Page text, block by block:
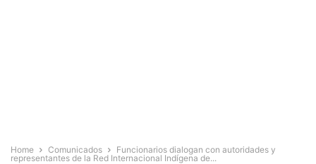
Home Comunicados
Funcionarios dialogan con autoridades y
representantes de la Red Internacional Indígena de...